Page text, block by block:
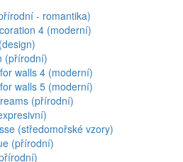
- romantika)
4 (moderní)
(přírodní)
walls 4 (moderní)
walls 5 (moderní)
(přírodní)
(středomořské vzory)
(přírodní)